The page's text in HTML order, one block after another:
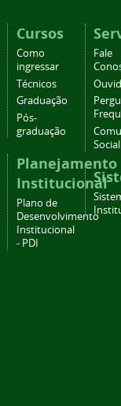
Cursos
Como
ingressar
Técnicos
Graduação
Pós-
graduação
Planejamento
Institucional
Plano de
Desenvolvimento
Institucional
- PDI
Fale
Social